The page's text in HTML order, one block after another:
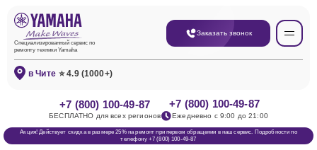
Специализированный сервис по
ремонту техники Yamaha
Заказать звонок
в Чите ⭐ 4.9 (1000+)
+7 (800) 100-49-87
БЕСПЛАТНО для всех регионов
+7 (800) 100-49-87
Ежедневно с 9:00 до 21:00
Акция! Действует скидка в размере 25% на ремонт при первом обращении в наш сервис. Подробности по
телефону +7 (800) 100-49-87